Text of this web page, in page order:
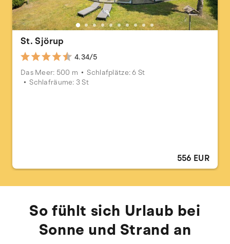
St. Sjörup
4.34/5
Das Meer: 500 m
Schlafplätze: 6 St
Schlafräume: 3 St
556 EUR
So fühlt sich Urlaub bei
Sonne und Strand an